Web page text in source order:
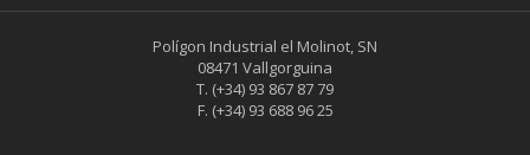
Polígon Industrial el Molinot, SN
08471 Vallgorguina
T. (+34) 93 867 87 79
F. (+34) 93 688 96 25